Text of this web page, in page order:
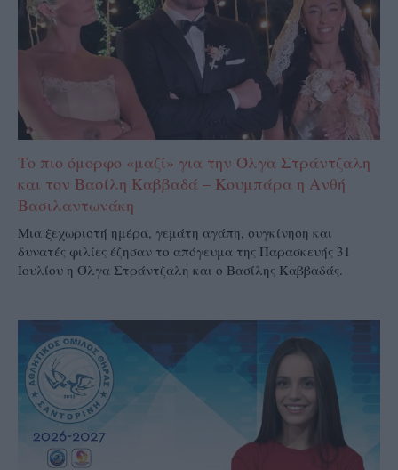
Το πιο όμορφο «μαζί» για την Όλγα Στράντζαλη
και τον Βασίλη Καββαδά – Κουμπάρα η Ανθή
Βασιλαντωνάκη
Μια ξεχωριστή ημέρα, γεμάτη αγάπη, συγκίνηση και
δυνατές φιλίες έζησαν το απόγευμα της Παρασκευής 31
Ιουλίου η Όλγα Στράντζαλη και ο Βασίλης Καββαδάς.